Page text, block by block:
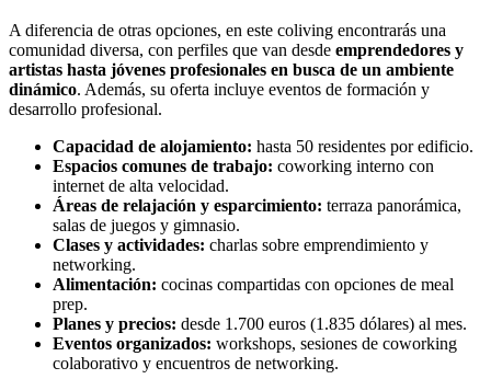
A diferencia de otras opciones, en este coliving encontrarás una
comunidad diversa, con perfiles que van desde emprendedores y
artistas hasta jóvenes profesionales en busca de un ambiente
dinámico. Además, su oferta incluye eventos de formación y
desarrollo profesional.
Capacidad de alojamiento: hasta 50 residentes por edificio.
Espacios comunes de trabajo: coworking interno con
internet de alta velocidad.
Áreas de relajación y esparcimiento: terraza panorámica,
salas de juegos y gimnasio.
Clases y actividades: charlas sobre emprendimiento y
networking.
Alimentación: cocinas compartidas con opciones de meal
prep.
Planes y precios: desde 1.700 euros (1.835 dólares) al mes.
Eventos organizados: workshops, sesiones de coworking
colaborativo y encuentros de networking.